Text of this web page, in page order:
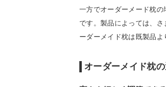
一方でオーダーメード枕
です。製品によっては、
ーダーメイド枕は既製品よ
オーダーメイド枕